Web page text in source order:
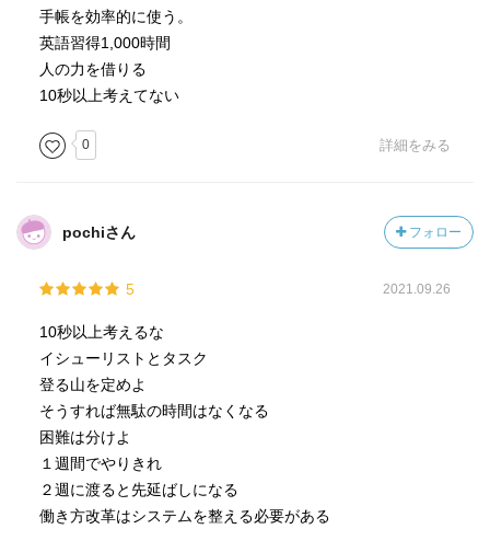
手帳を効率的に使う。
英語習得1,000時間
人の力を借りる
10秒以上考えてない
0 詳細をみる
pochiさん フォロー
5 2021.09.26
10秒以上考えるな
イシューリストとタスク
登る山を定めよ
そうすれば無駄の時間はなくなる
困難は分けよ
１週間でやりきれ
２週に渡ると先延ばしになる
働き方改革はシステムを整える必要がある